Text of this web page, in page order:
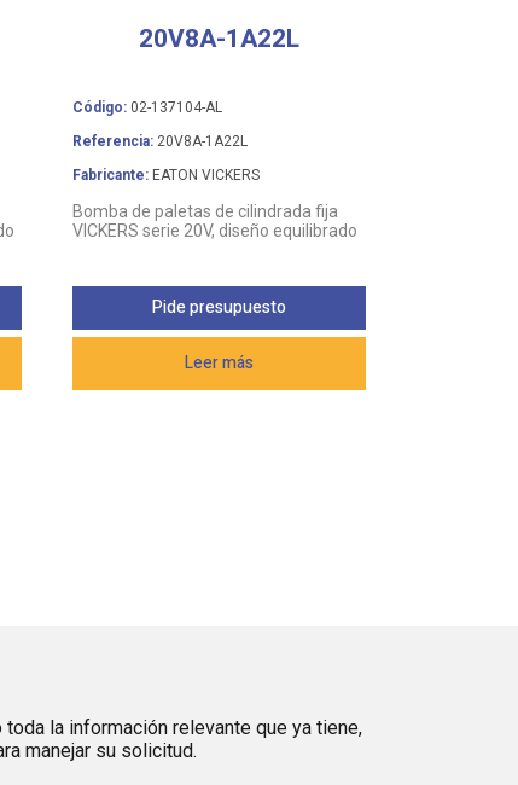
20V8A-1A22L
Código: 02-137104-AL
Referencia: 20V8A-1A22L
Fabricante: EATON VICKERS
Bomba de paletas de cilindrada fija
VICKERS serie 20V, diseño equilibrado
Leer más
Pide presupuesto
la información relevante que ya tiene,
manejar su solicitud.